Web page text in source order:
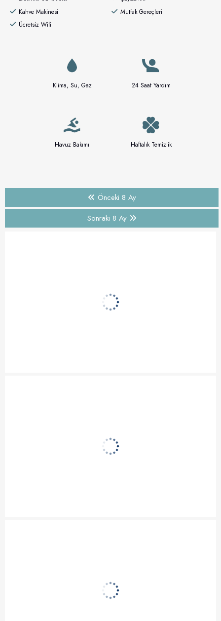
Kahve Makinesi
Mutfak Gereçleri
Ücretsiz Wifi
Klima, Su, Gaz 24 Saat Yardım
Havuz Bakımı Haftalık Temizlik
Önceki 8 Ay
Sonraki 8 Ay